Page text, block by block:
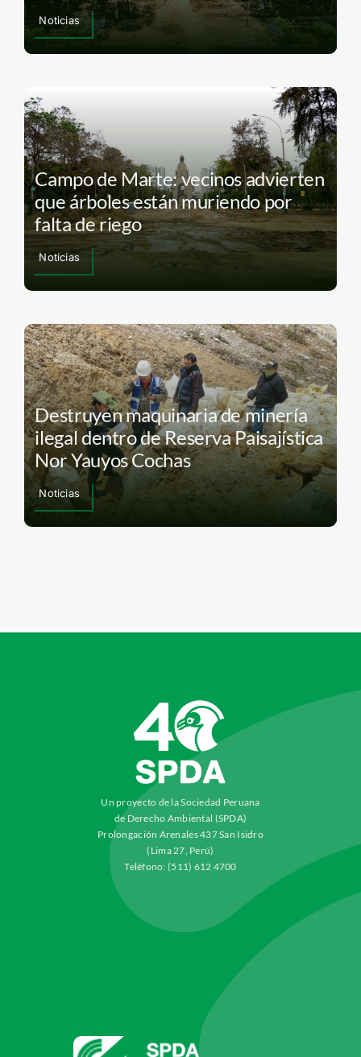
Noticias
Campo de Marte: vecinos advierten
que árboles están muriendo por
falta de riego
Noticias
Destruyen maquinaria de minería
ilegal dentro de Reserva Paisajística
Nor Yauyos Cochas
Noticias
Un proyecto de la Sociedad Peruana
de Derecho Ambiental (SPDA)
Prolongación Arenales 437 San Isidro
(Lima 27, Perú)
Teléfono: (511) 612 4700